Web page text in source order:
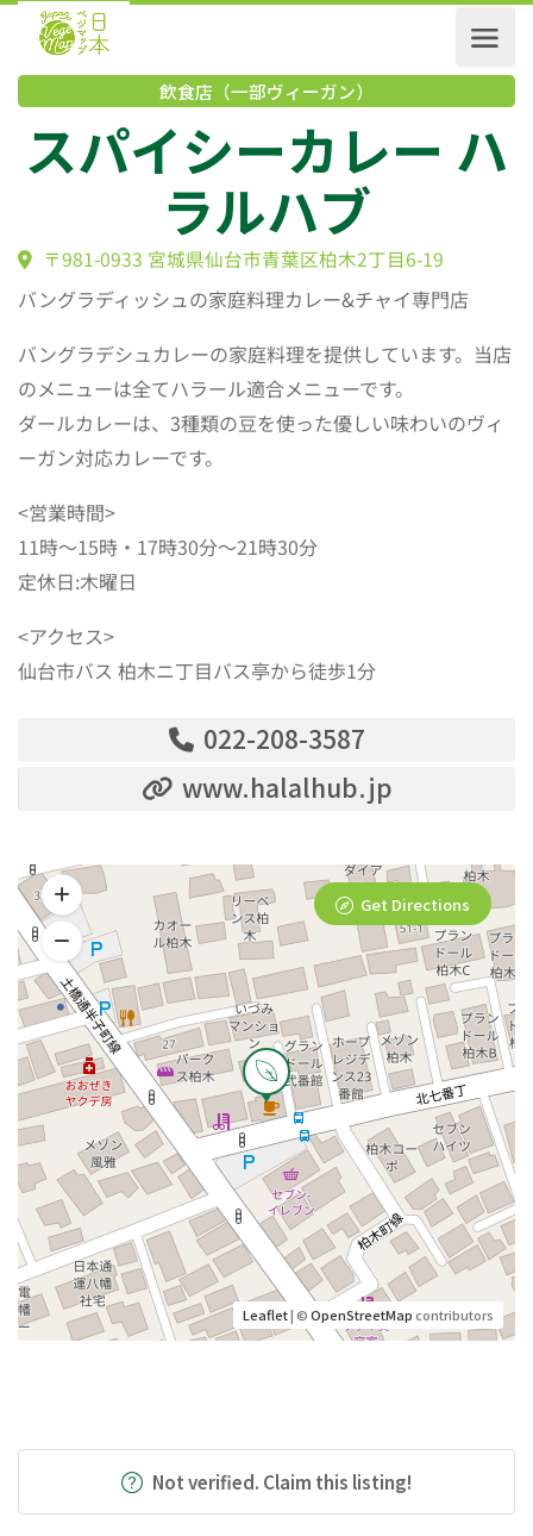
飲食店（一部ヴィーガン）
スパイシーカレー
ラルハブ
バングラディッシュの家庭料理カレー&チャイ専門店
バングラデシュカレーの家庭料理を提供しています。当店
のメニューは全てハラール適合メニューです。
ダールカレーは、3種類の豆を使った優しい味わいのヴィ
ーガン対応カレーです。
<営業時間>
11時〜15時・17時30分〜21時30分
定休日:木曜日
<アクセス>
仙台市バス 柏木ニ丁目バス亭から徒歩1分
022-208-3587
www.halalhub.jp
Leaflet| ©OpenStreetMapcontributors
Get Directions
Not verified. Claim this listing!